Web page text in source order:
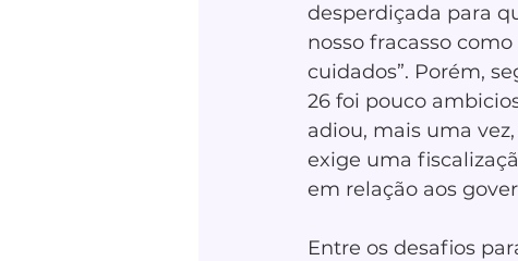
desperdiçada para
nosso fracasso
cuidados”. Porém,
26 foi pouco
adiou, mais uma
exige uma
em relação aos
Entre os desafios